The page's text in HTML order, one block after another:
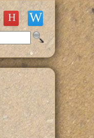
de búsqueda